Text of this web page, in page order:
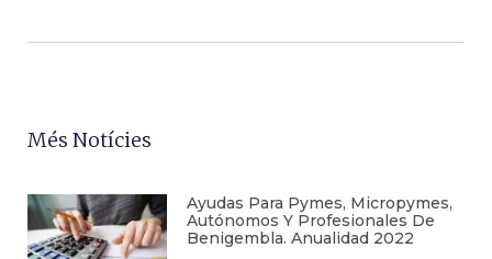
Més Notícies
Ayudas Para Pymes, Micropymes,
Autónomos Y Profesionales De
Benigembla. Anualidad 2022